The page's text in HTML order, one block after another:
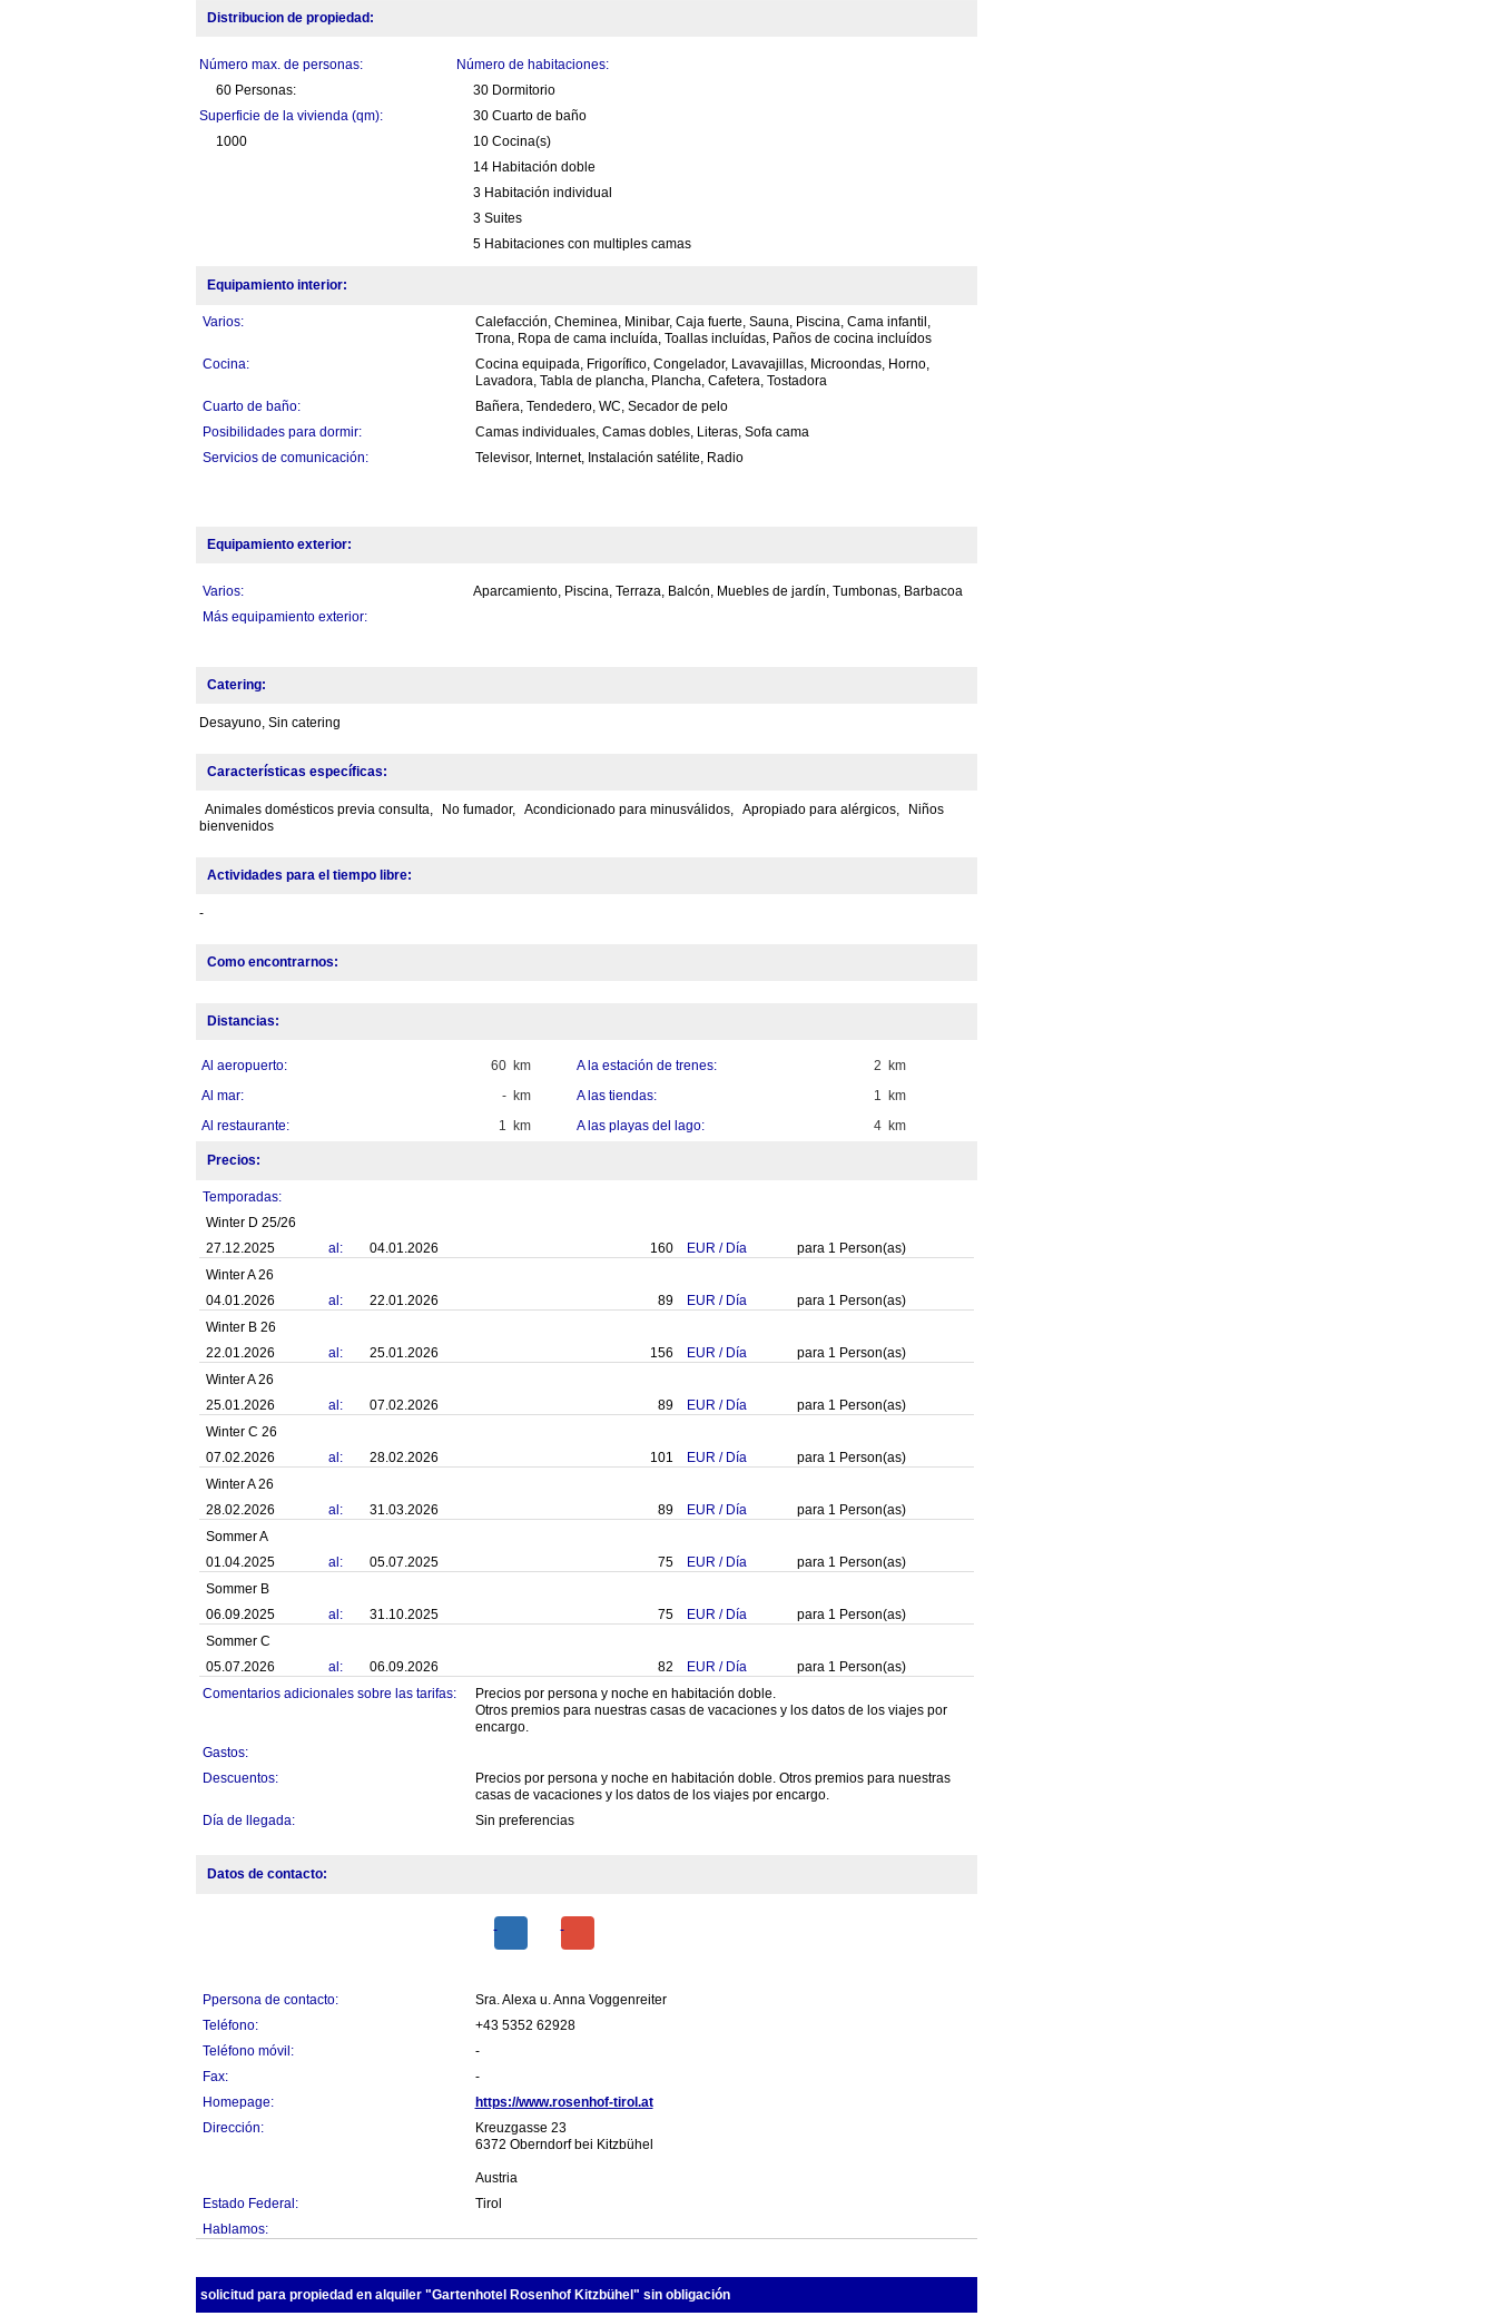
Distribucion de propiedad:
Número max. de personas:
60 Personas:
Superficie de la vivienda (qm):
1000
Número de habitaciones:
30 Dormitorio
30 Cuarto de baño
10 Cocina(s)
14 Habitación doble
3 Habitación individual
3 Suites
5 Habitaciones con multiples camas
Equipamiento interior:
Varios:
Calefacción, Cheminea, Minibar, Caja fuerte, Sauna, Piscina, Cama infantil,
Trona, Ropa de cama incluída, Toallas incluídas, Paños de cocina incluídos
Cocina:
Cocina equipada, Frigorífico, Congelador, Lavavajillas, Microondas, Horno,
Lavadora, Tabla de plancha, Plancha, Cafetera, Tostadora
Cuarto de baño:
Bañera, Tendedero, WC, Secador de pelo
Posibilidades para dormir:
Camas individuales, Camas dobles, Literas, Sofa cama
Servicios de comunicación:
Televisor, Internet, Instalación satélite, Radio
Equipamiento exterior:
Varios:
Aparcamiento, Piscina, Terraza, Balcón, Muebles de jardín, Tumbonas, Barbacoa
Más equipamiento exterior:
Catering:
Desayuno, Sin catering
Características específicas:
Animales domésticos previa consulta, No fumador, Acondicionado para minusválidos, Apropiado para alérgicos,
Niños
bienvenidos
Actividades para el tiempo libre:
-
Como encontrarnos:
Distancias:
60 km
Al aeropuerto: 2 km
A la estación de trenes:
- km
Al mar: 1 km
A las tiendas:
1 km
Al restaurante: 4 km
A las playas del lago:
Precios:
Temporadas:
Winter D 25/26
27.12.2025
al: 04.01.2026 160 EUR / Día para 1 Person(as)
Winter A 26
04.01.2026
al: 22.01.2026 89 EUR / Día para 1 Person(as)
Winter B 26
22.01.2026
al: 25.01.2026 156 EUR / Día para 1 Person(as)
Winter A 26
25.01.2026
al: 07.02.2026 89 EUR / Día para 1 Person(as)
Winter C 26
07.02.2026
al: 28.02.2026 101 EUR / Día para 1 Person(as)
Winter A 26
28.02.2026
al: 31.03.2026 89 EUR / Día para 1 Person(as)
Sommer A
01.04.2025
al: 05.07.2025 75 EUR / Día para 1 Person(as)
Sommer B
06.09.2025
al: 31.10.2025 75 EUR / Día para 1 Person(as)
Sommer C
05.07.2026
al: 06.09.2026 82 EUR / Día para 1 Person(as)
Comentarios adicionales sobre las tarifas:
Precios por persona y noche en habitación doble.
Otros premios para nuestras casas de vacaciones y los datos de los viajes por
encargo.
Gastos:
Descuentos:
Precios por persona y noche en habitación doble. Otros premios para nuestras
casas de vacaciones y los datos de los viajes por encargo.
Día de llegada:
Sin preferencias
Datos de contacto:
Ppersona de contacto:
Sra. Alexa u. Anna Voggenreiter
Teléfono:
+43 5352 62928
Teléfono móvil:
-
Fax:
-
Homepage:
https://www.rosenhof-tirol.at
Dirección:
Kreuzgasse 23
6372 Oberndorf bei Kitzbühel
Austria
Estado Federal:
Tirol
Hablamos:
solicitud para propiedad en alquiler "Gartenhotel Rosenhof Kitzbühel" sin obligación